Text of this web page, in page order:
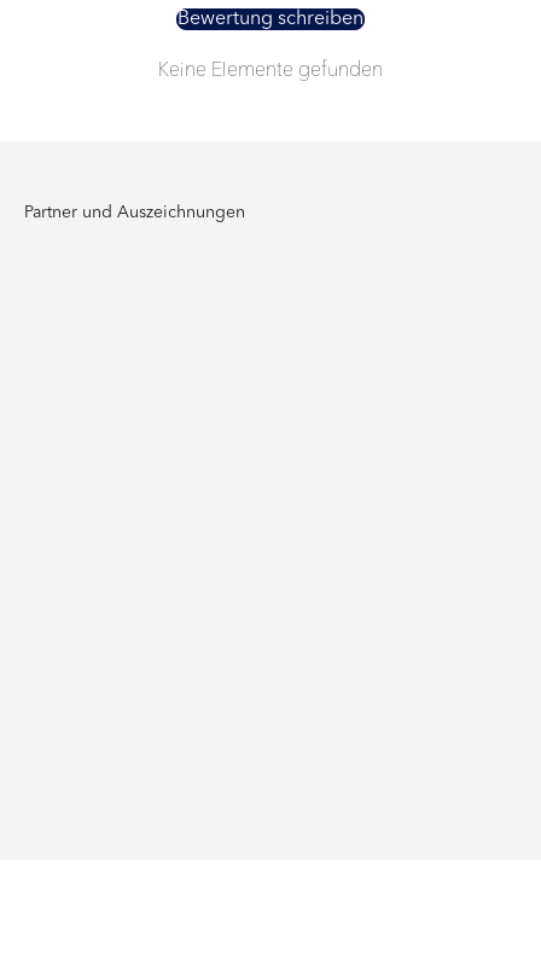
Bewertung schreiben
Keine Elemente gefunden
Partner und Auszeichnungen